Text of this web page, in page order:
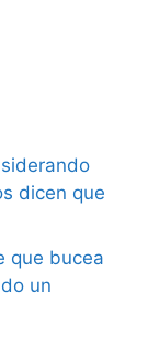
dicen que
que bucea
un